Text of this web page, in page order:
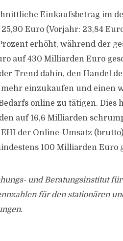
Einkaufsbetrag im
Euro (Vorjahr: 23,84
erhöht, während der
auf 430 Milliarden Euro
Trend dahin, den Handel
einzukaufen und einen
online zu tätigen. Dies
auf 16,6 Milliarden
der Online-Umsatz
100 Milliarden Euro
und Beratungsinstitut
für den stationären